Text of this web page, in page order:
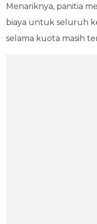
Menariknya, panitia
biaya untuk seluruh
selama kuota masih